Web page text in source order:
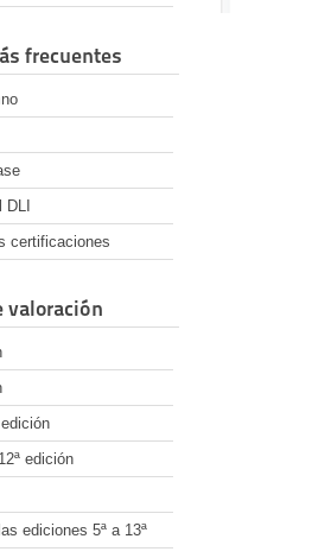
frecuentes
DLI
certificaciones
valoración
edición
ediciones 5ª a 13ª